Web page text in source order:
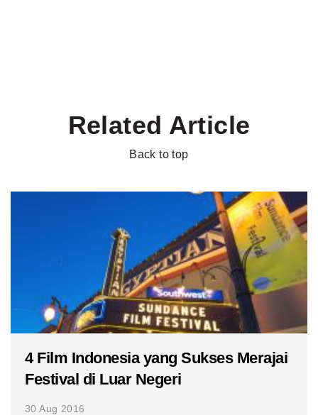
Related Article
Back to top
4 Film Indonesia yang Sukses Merajai
Festival di Luar Negeri
30 Aug 2016